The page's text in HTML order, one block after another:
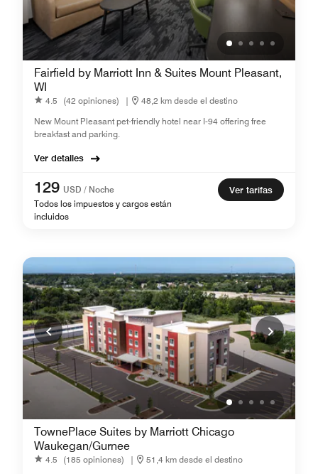
Fairfield by Marriott Inn & Suites Mount Pleasant,
WI
4.5 (42 opiniones) |
48,2 km desde el destino
New ​Mount Pleasant pet-friendly hotel near I-94 offering free
breakfast and parking.
Ver detalles
129 USD / Noche
Todos los impuestos y cargos están
incluidos
Ver tarifas
TownePlace Suites by Marriott Chicago
Waukegan/Gurnee
4.5 (185 opiniones) |
51,4 km desde el destino